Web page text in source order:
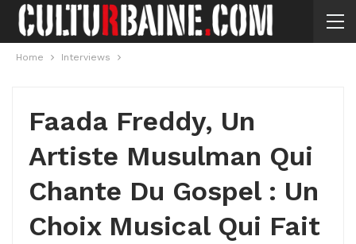
Home Interviews
Faada Freddy, Un
Artiste Musulman Qui
Chante Du Gospel : Un
Choix Musical Qui Fait